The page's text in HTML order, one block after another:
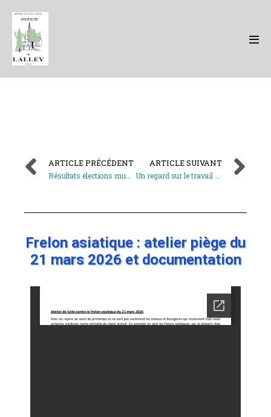
ARTICLE PRÉCÉDENT
ARTICLE SUIVANT
Frelon asiatique : atelier piège du
21 mars 2026 et documentation